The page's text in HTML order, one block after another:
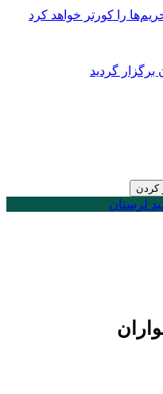
را کورتر خواهد کرد
گردید